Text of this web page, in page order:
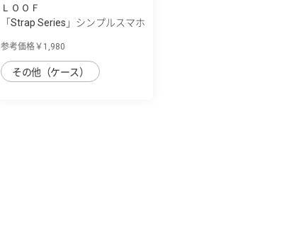
ＬＯＯＦ
「Strap Series」シンプルスマホ
参考価格￥1,980
その他（ケース）